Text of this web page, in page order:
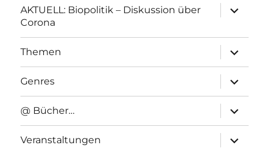
AKTUELL: Biopolitik – Diskussion über
Corona
anzeigen
Themen
anzeigen
Genres
anzeigen
@ Bücher…
anzeigen
Veranstaltungen
anzeigen